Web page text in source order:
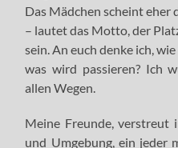
Das Mädchen scheint eher
– lautet das Motto, der
sein. An euch denke ich,
was wird passieren? Ich
allen Wegen.
Meine Freunde, verstreut
und Umgebung, ein jeder